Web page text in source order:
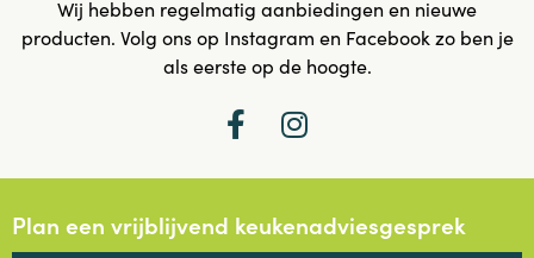
Wij hebben regelmatig aanbiedingen en nieuwe
producten. Volg ons op Instagram en Facebook zo ben je
als eerste op de hoogte.
Plan een vrijblijvend keukenadviesgesprek